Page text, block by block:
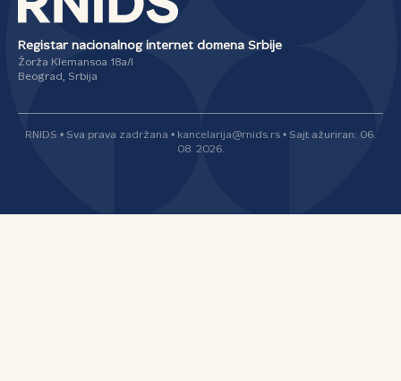
Registar nacionalnog internet domena Srbije
Žorža Klemansoa 18a/I
Beograd, Srbija
RNIDS • Sva prava zadržana • kancelarija@rnids.rs • Sajt ažuriran: 06.
08. 2026.